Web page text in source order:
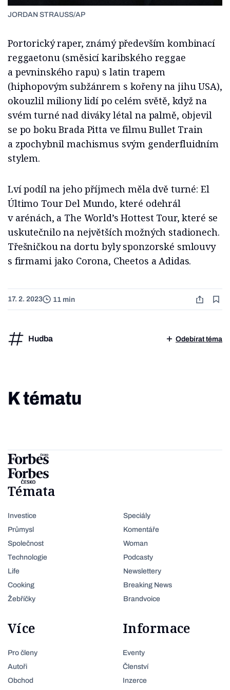
JORDAN STRAUSS/AP
Portorický raper, známý především kombinací
reggaetonu (směsicí karibského reggae
a pevninského rapu) s latin trapem
(hiphopovým subžánrem s kořeny na jihu USA),
okouzlil miliony lidí po celém světě, když na
svém turné nad diváky létal na palmě, objevil
se po boku Brada Pitta ve filmu Bullet Train
a zpochybnil machismus svým genderfluidním
stylem.
Lví podíl na jeho příjmech měla dvě turné: El
Último Tour Del Mundo, které odehrál
v arénách, a The World’s Hottest Tour, které se
uskutečnilo na největších možných stadionech.
Třešničkou na dortu byly sponzorské smlouvy
s firmami jako Corona, Cheetos a Adidas.
17. 2. 2023 11 min
Hudba Odebírat téma
K tématu
Témata
Investice
Průmysl
Společnost
Technologie
Life
Cooking
Žebříčky
Speciály
Komentáře
Woman
Podcasty
Newslettery
Breaking News
Brandvoice
Více
Pro členy
Autoři
Obchod
Informace
Eventy
Členství
Inzerce